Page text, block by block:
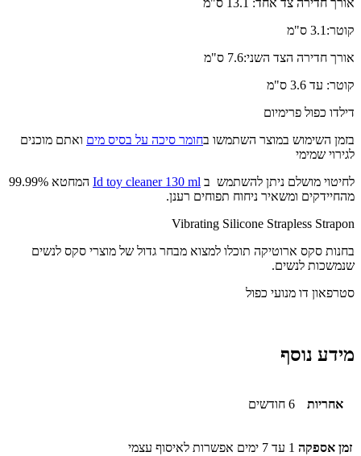
אורך חדירה צד אחד: 13.1 ס"מ
קוטר:3.1 ס"מ
אורך חדירה הצד השני:7.6 ס"מ
קוטר: עד 3.6 ס"מ
דילדו כפול פרימיום
בזמן השימוש במוצר השתמשו בחומר סיכה על בסיס מים ואתם מוכנים
לגירוי שמימי
לחיטוי מושלם ניתן להשתמש ב Id toy cleaner 130 ml
המחטא 99.99%
מהחיידקים ומשאיר ניחוח תפוחים רענן.
Vibrating Silicone Strapless Strapon
בחנות סקס ארוטיקה תוכלו למצוא מבחר גדול של מוצרי סקס לנשים
שנמשכות לנשים.
סטרפאון דו מנועי כפול
מידע נוסף
אחריות 6 חודשים
זמן אספקה 1 עד 7 ימים אפשרות לאיסוף עצמי